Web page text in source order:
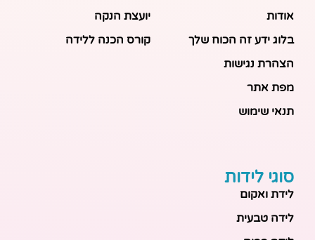
אודות
בלוג ידע זה הכוח שלך
הצהרת נגישות
מפת אתר
תנאי שימוש
יועצת הנקה
קורס הכנה ללידה
סוגי לידות
לידת ואקום
לידה טבעית